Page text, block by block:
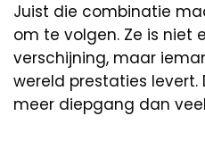
Juist die combinatie
om te volgen. Ze is niet
verschijning, maar
wereld prestaties
meer diepgang dan